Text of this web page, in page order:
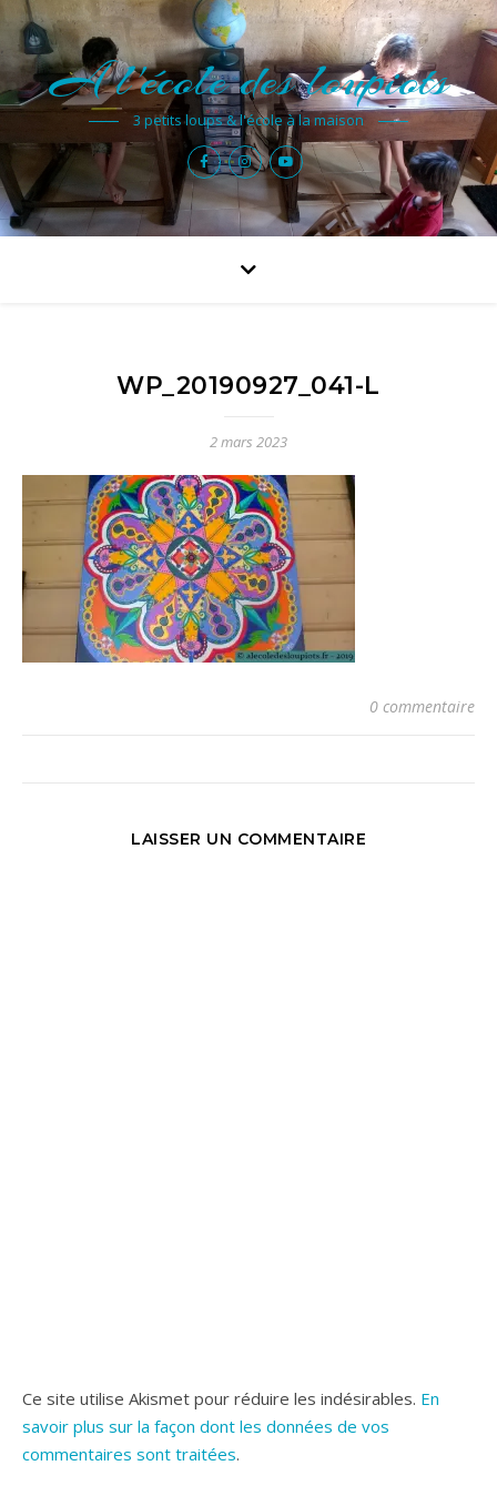
A l'école des loupiots
3 petits loups & l'école à la maison
WP_20190927_041-L
2 mars 2023
0 commentaire
LAISSER UN COMMENTAIRE
Ce site utilise Akismet pour réduire les indésirables. En
savoir plus sur la façon dont les données de vos
commentaires sont traitées.